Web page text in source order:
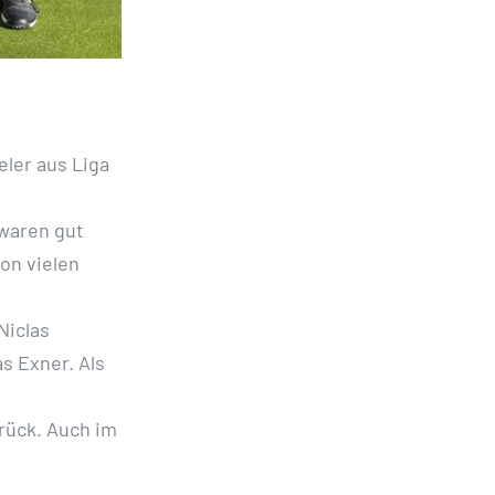
aus Liga
gut
vielen
Exner. Als
Auch im